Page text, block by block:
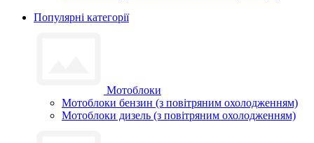
Популярні категорії
Мотоблоки
Мотоблоки бензин (з повітряним охолодженням)
Мотоблоки дизель (з повітряним охолодженням)